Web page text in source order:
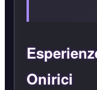
Onirici